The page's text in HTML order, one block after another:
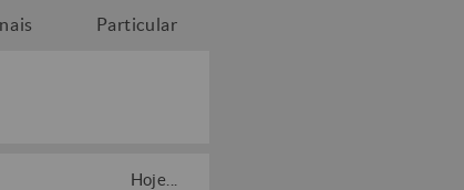
Particular
Hoje...